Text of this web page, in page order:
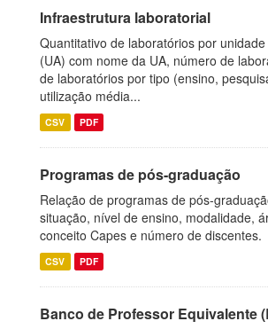
Infraestrutura laboratorial
Quantitativo de laboratórios por
(UA) com nome da UA, número de
de laboratórios por tipo (ensino,
utilização média...
CSV PDF
Programas de pós-graduação
Relação de programas de pós-
situação, nível de ensino, modalidade,
conceito Capes e número de discentes.
CSV PDF
Banco de Professor Equivalente